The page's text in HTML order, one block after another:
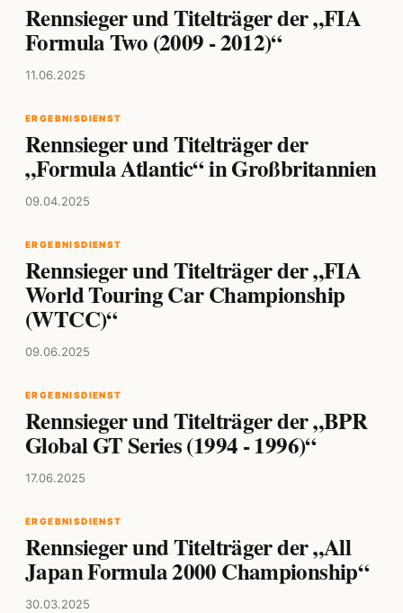
Rennsieger und Titelträger der „FIA
Formula Two (2009 - 2012)“
11.06.2025
ERGEBNISDIENST
Rennsieger und Titelträger der
„Formula Atlantic“ in Großbritannien
09.04.2025
ERGEBNISDIENST
Rennsieger und Titelträger der „FIA
World Touring Car Championship
(WTCC)“
09.06.2025
ERGEBNISDIENST
Rennsieger und Titelträger der „BPR
Global GT Series (1994 - 1996)“
17.06.2025
ERGEBNISDIENST
Rennsieger und Titelträger der „All
Japan Formula 2000 Championship“
30.03.2025